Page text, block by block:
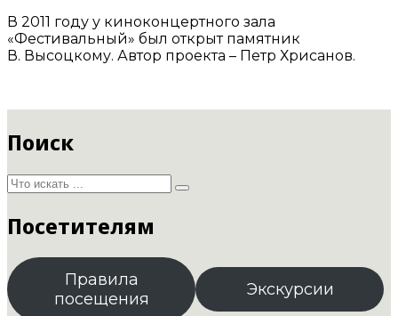
В 2011 году у киноконцертного зала
«Фестивальный» был открыт памятник
В. Высоцкому. Автор проекта – Петр Хрисанов.
Поиск
Посетителям
Правила
посещения
Экскурсии